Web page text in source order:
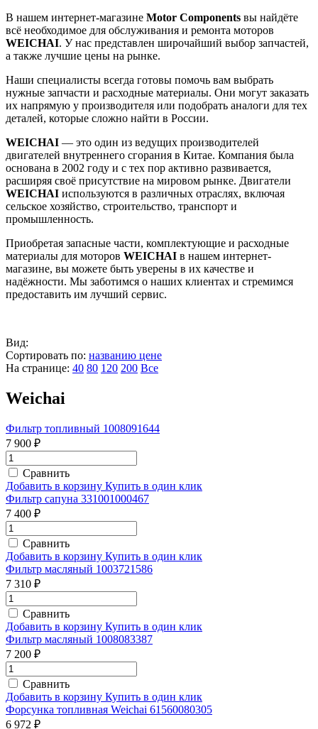
В нашем интернет-магазине Motor Components вы найдёте
всё необходимое для обслуживания и ремонта моторов
WEICHAI. У нас представлен широчайший выбор запчастей,
а также лучшие цены на рынке.
Наши специалисты всегда готовы помочь вам выбрать
нужные запчасти и расходные материалы. Они могут заказать
их напрямую у производителя или подобрать аналоги для тех
деталей, которые сложно найти в России.
WEICHAI — это один из ведущих производителей
двигателей внутреннего сгорания в Китае. Компания была
основана в 2002 году и с тех пор активно развивается,
расширяя своё присутствие на мировом рынке. Двигатели
WEICHAI используются в различных отраслях, включая
сельское хозяйство, строительство, транспорт и
промышленность.
Приобретая запасные части, комплектующие и расходные
материалы для моторов WEICHAI в нашем интернет-
магазине, вы можете быть уверены в их качестве и
надёжности. Мы заботимся о наших клиентах и стремимся
предоставить им лучший сервис.
Вид:
Сортировать по: названию цене
На странице: 40 80 120 200 Все
Weichai
Фильтр топливный 1008091644
7 900 ₽
Сравнить
Добавить в корзину Купить в один клик
Фильтр сапуна 331001000467
7 400 ₽
Сравнить
Добавить в корзину Купить в один клик
Фильтр масляный 1003721586
7 310 ₽
Сравнить
Добавить в корзину Купить в один клик
Фильтр масляный 1008083387
7 200 ₽
Сравнить
Добавить в корзину Купить в один клик
Форсунка топливная Weichai 61560080305
6 972 ₽